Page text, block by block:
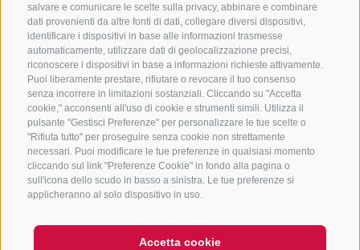
salvare e comunicare le scelte sulla privacy, abbinare e combinare
dati provenienti da altre fonti di dati, collegare diversi dispositivi,
identificare i dispositivi in base alle informazioni trasmesse
automaticamente, utilizzare dati di geolocalizzazione precisi,
riconoscere i dispositivi in base a informazioni richieste attivamente.
Puoi liberamente prestare, rifiutare o revocare il tuo consenso
senza incorrere in limitazioni sostanziali. Cliccando su "Accetta
cookie," acconsenti all'uso di cookie e strumenti simili. Utilizza il
pulsante "Gestisci Preferenze" per personalizzare le tue scelte o
"Rifiuta tutto" per proseguire senza cookie non strettamente
necessari. Puoi modificare le tue preferenze in qualsiasi momento
cliccando sul link "Preferenze Cookie" in fondo alla pagina o
sull'icona dello scudo in basso a sinistra. Le tue preferenze si
applicheranno al solo dispositivo in uso.
Accetta cookie
NEWSLETTER
Rimani aggiornato sulle nostre offerte
Registrati